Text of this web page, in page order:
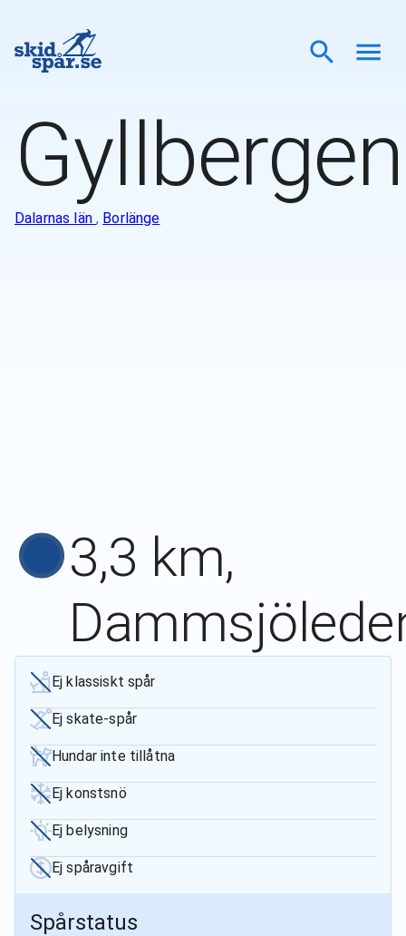
Gyllbergen
Dalarnas län , Borlänge
3,3 km,
Ej klassiskt spår
Ej skate-spår
Hundar inte tillåtna
Ej konstsnö
Ej belysning
Ej spåravgift
Spårstatus